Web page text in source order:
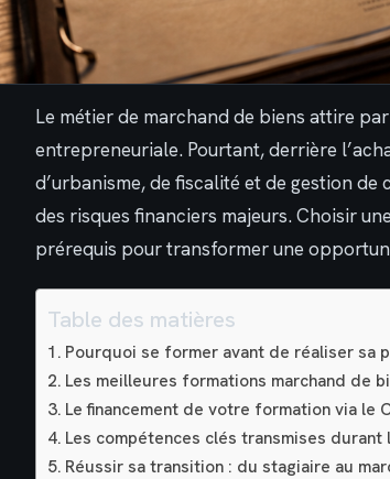
Le métier de marchand de biens attire
entrepreneuriale. Pourtant, derrière
d’urbanisme, de fiscalité et de gestion
des risques financiers majeurs. Choisir une
prérequis pour transformer une
Table des matières
Pourquoi se former avant de réaliser sa
Les meilleures formations marchand de
Le financement de votre formation via le
Les compétences clés transmises durant
Réussir sa transition : du stagiaire au